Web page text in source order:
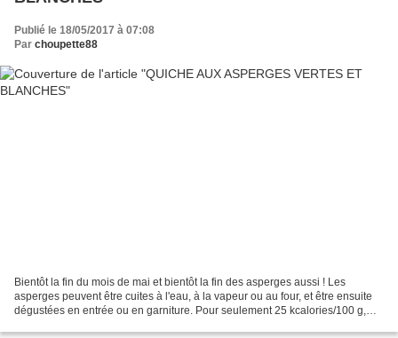
Publié le 18/05/2017 à 07:08
Par choupette88
Bientôt la fin du mois de mai et bientôt la fin des asperges aussi ! Les
asperges peuvent être cuites à l'eau, à la vapeur ou au four, et être ensuite
dégustées en entrée ou en garniture. Pour seulement 25 kcalories/100 g,